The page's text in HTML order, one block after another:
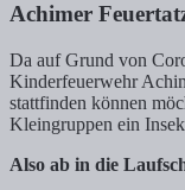
Achimer
Da auf Grund von
Kinderfeuerwehr
stattfinden können
Kleingruppen ein
Also ab in die